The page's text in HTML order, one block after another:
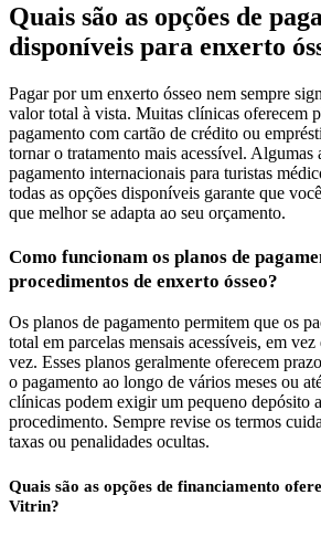
Quais são as opções de
disponíveis para enxerto
Pagar por um enxerto ósseo nem sempre
valor total à vista. Muitas clínicas oferecem
pagamento com cartão de crédito ou
tornar o tratamento mais acessível. Algumas
pagamento internacionais para turistas
todas as opções disponíveis garante que
que melhor se adapta ao seu orçamento.
Como funcionam os planos de
procedimentos de enxerto ósseo?
Os planos de pagamento permitem que os
total em parcelas mensais acessíveis, em
vez. Esses planos geralmente oferecem
o pagamento ao longo de vários meses ou
clínicas podem exigir um pequeno depósito
procedimento. Sempre revise os termos
taxas ou penalidades ocultas.
Quais são as opções de financiamento
Vitrin?